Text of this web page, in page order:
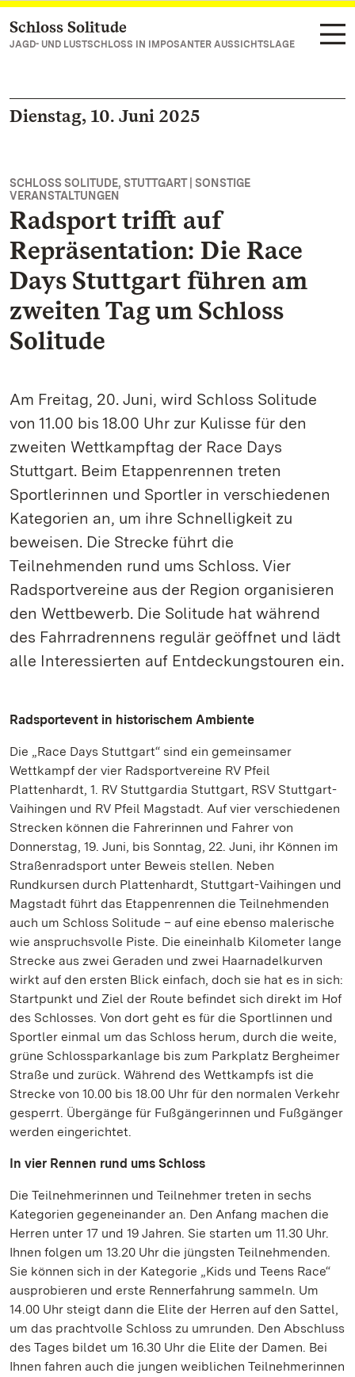
Zum Hauptinhalt springen
Schloss Solitude
JAGD- UND LUSTSCHLOSS IN IMPOSANTER AUSSICHTSLAGE
Dienstag, 10. Juni 2025
SCHLOSS SOLITUDE, STUTTGART | SONSTIGE
VERANSTALTUNGEN
Radsport trifft auf
Repräsentation: Die Race
Days Stuttgart führen am
zweiten Tag um Schloss
Solitude
Am Freitag, 20. Juni, wird Schloss Solitude
von 11.00 bis 18.00 Uhr zur Kulisse für den
zweiten Wettkampftag der Race Days
Stuttgart. Beim Etappenrennen treten
Sportlerinnen und Sportler in verschiedenen
Kategorien an, um ihre Schnelligkeit zu
beweisen. Die Strecke führt die
Teilnehmenden rund ums Schloss. Vier
Radsportvereine aus der Region organisieren
den Wettbewerb. Die Solitude hat während
des Fahrradrennens regulär geöffnet und lädt
alle Interessierten auf Entdeckungstouren ein.
Radsportevent in historischem Ambiente
Die „Race Days Stuttgart“ sind ein gemeinsamer
Wettkampf der vier Radsportvereine RV Pfeil
Plattenhardt, 1. RV Stuttgardia Stuttgart, RSV Stuttgart-
Vaihingen und RV Pfeil Magstadt. Auf vier verschiedenen
Strecken können die Fahrerinnen und Fahrer von
Donnerstag, 19. Juni, bis Sonntag, 22. Juni, ihr Können im
Straßenradsport unter Beweis stellen. Neben
Rundkursen durch Plattenhardt, Stuttgart-Vaihingen und
Magstadt führt das Etappenrennen die Teilnehmenden
auch um Schloss Solitude – auf eine ebenso malerische
wie anspruchsvolle Piste. Die eineinhalb Kilometer lange
Strecke aus zwei Geraden und zwei Haarnadelkurven
wirkt auf den ersten Blick einfach, doch sie hat es in sich:
Startpunkt und Ziel der Route befindet sich direkt im Hof
des Schlosses. Von dort geht es für die Sportlinnen und
Sportler einmal um das Schloss herum, durch die weite,
grüne Schlossparkanlage bis zum Parkplatz Bergheimer
Straße und zurück. Während des Wettkampfs ist die
Strecke von 10.00 bis 18.00 Uhr für den normalen Verkehr
gesperrt. Übergänge für Fußgängerinnen und Fußgänger
werden eingerichtet.
In vier Rennen rund ums Schloss
Die Teilnehmerinnen und Teilnehmer treten in sechs
Kategorien gegeneinander an. Den Anfang machen die
Herren unter 17 und 19 Jahren. Sie starten um 11.30 Uhr.
Ihnen folgen um 13.20 Uhr die jüngsten Teilnehmenden.
Sie können sich in der Kategorie „Kids und Teens Race“
ausprobieren und erste Rennerfahrung sammeln. Um
14.00 Uhr steigt dann die Elite der Herren auf den Sattel,
um das prachtvolle Schloss zu umrunden. Den Abschluss
des Tages bildet um 16.30 Uhr die Elite der Damen. Bei
Ihnen fahren auch die jungen weiblichen Teilnehmerinnen